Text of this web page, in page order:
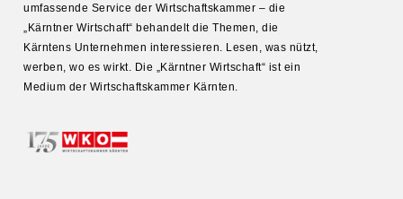
umfas­sende Service der Wirtschafts­kammer – die
„Kärntner Wirtschaft“ behandelt die Themen, die
Kärntens Unter­nehmen inter­es­sieren. Lesen, was nützt,
werben, wo es wirkt. Die „Kärntner Wirtschaft“ ist ein
Medium der Wirtschafts­kammer Kärnten.